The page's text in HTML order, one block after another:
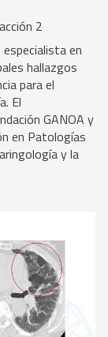
2
en
hallazgos
para el
El
GANOA y
en Patologías
y la